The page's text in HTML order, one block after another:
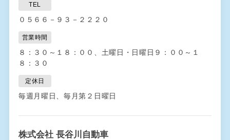
TEL
０５６６－９３－２２２０
営業時間
８：３０～１８：００、土曜日・日曜日９：００～１
８：３０
定休日
毎週月曜日、毎月第２日曜日
株式会社 長谷川自動車